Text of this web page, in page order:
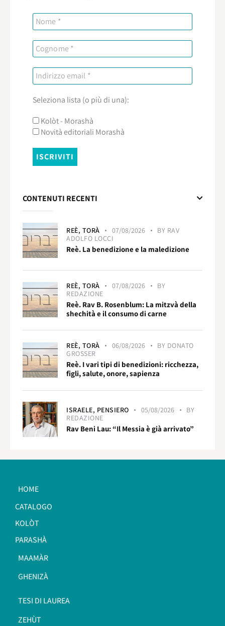
Seleziona lista (o più di una):
Kolòt - Morashà
Novità editoriali Morashà
CONTENUTI RECENTI
REÈ, TORÀ 07/08/2026 BY RAV
ADOLFO LOCCI
Reè. La benedizione e la maledizione
REÈ, TORÀ 07/08/2026
BY
REDAZIONE
Reè. Rav B. Rosenblum: La mitzvà della
shechità e il consumo di carne
REÈ, TORÀ 06/08/2026 BY DONATO
GROSSER
Reè. I vari tipi di benedizioni: ricchezza,
figli, salute, onore, sapienza
ISRAELE, PENSIERO 05/08/2026
BY
REDAZIONE
Rav Beni Lau: “Il Messia è già arrivato”
HOME
CATALOGO
KOLÒT
PARASHÀ
MAAMÀR
GHENIZÀ
TESI DI LAUREA
ZEHÙT